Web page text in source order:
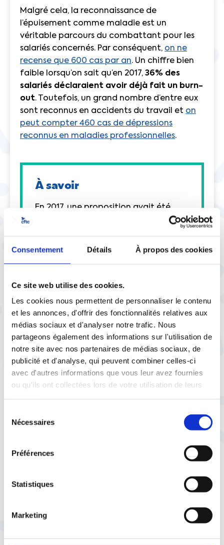
Consentement Détails À propos des cookies
Ce site web utilise des cookies.
Les cookies nous permettent de personnaliser le contenu
et les annonces, d'offrir des fonctionnalités relatives aux
médias sociaux et d'analyser notre trafic. Nous
partageons également des informations sur l'utilisation de
notre site avec nos partenaires de médias sociaux, de
publicité et d'analyse, qui peuvent combiner celles-ci
avec d'autres informations que vous leur avez fournies
ou qu'ils ont collectées lors de votre utilisation de leurs
Nécessaires
Préférences
Statistiques
Marketing
Malgré cela, la reconnaissance de
l’épuisement comme maladie est un
véritable parcours du combattant pour les
salariés concernés. Par conséquent, on ne
recense que 600 cas par an. Un chiffre bien
faible lorsqu’on sait qu’en 2017, 36% des
salariés déclaraient avoir déjà fait un burn-
out. Toutefois, un grand nombre d’entre eux
sont reconnus en accidents du travail et on
peut compter 460 cas de dépressions
reconnus en maladies professionnelles.
À savoir
En 2017, une proposition avait été
faite dans le but d’abaisser le taux
10%. Le taux de 25% étant considéré
pour les salariés concernés. Le taux
exprimant l’importance des séquelles
Pour remédier à cela,
professionnel, la dépression, l’anxiété
généralisée, le stress post-traumatique, au
compter de 2019.
Cette loi a sans réelle surprise été rejetée.
Pour quels motifs ? Tout d’abord, parce qu’il
les affections qui sont liées à l’épuisement
faire le lien entre le burn-out et certaines